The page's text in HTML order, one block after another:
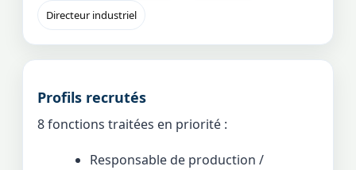
Directeur industriel
Profils recrutés
8 fonctions traitées en priorité :
Responsable de production /